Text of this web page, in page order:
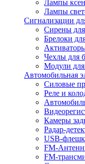
Лампы
Лампы
Сигнализации
Сирены
Брелоки
Чехлы для
Модули для
Автомобильная
Силовые
Реле и
Камеры
Радар-
USB-
FM-
FM-